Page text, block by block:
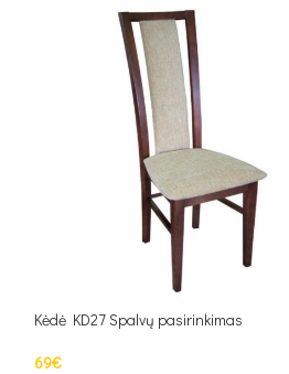
Kėdė KD27 Spalvų pasirinkimas
69€